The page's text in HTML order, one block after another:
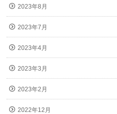
2023年8月
2023年7月
2023年4月
2023年3月
2023年2月
2022年12月